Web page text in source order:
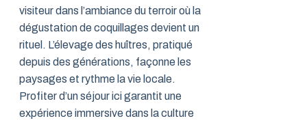
visiteur dans l’ambiance du terroir où la
dégustation de coquillages devient un
rituel. L’élevage des huîtres, pratiqué
depuis des générations, façonne les
paysages et rythme la vie locale.
Profiter d’un séjour ici garantit une
expérience immersive dans la culture